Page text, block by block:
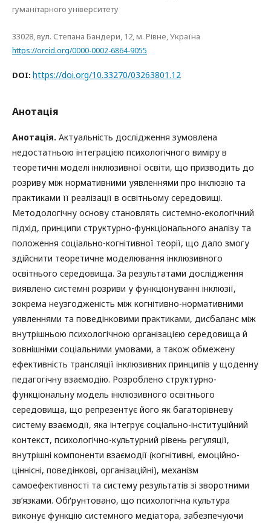
гуманітарного університету
33028, вул. Степана Бандери, 12, м. Рівне, Україна
https://orcid.org/0000-0002-6864-9055
DOI: https://doi.org/10.33270/03263801.12
Анотація
Анотація. Актуальність дослідження зумовлена
недостатньою інтеграцією психологічного виміру в
теоретичні моделі інклюзивної освіти, що призводить до
розриву між нормативними уявленнями про інклюзію та
практиками її реалізації в освітньому середовищі.
Методологічну основу становлять системно-екологічний
підхід, принципи структурно-функціонального аналізу та
положення соціально-когнітивної теорії, що дало змогу
здійснити теоретичне моделювання інклюзивного
освітнього середовища. За результатами дослідження
виявлено системні розриви у функціонуванні інклюзії,
зокрема неузгодженість між когнітивно-нормативними
уявленнями та поведінковими практиками, дисбаланс між
внутрішньою психологічною організацією середовища й
зовнішніми соціальними умовами, а також обмежену
ефективність трансляції інклюзивних принципів у щоденну
педагогічну взаємодію. Розроблено структурно-
функціональну модель інклюзивного освітнього
середовища, що репрезентує його як багаторівневу
систему взаємодії, яка інтегрує соціально-інституційний
контекст, психологічно-культурний рівень регуляції,
внутрішні компоненти взаємодії (когнітивні, емоційно-
ціннісні, поведінкові, організаційні), механізм
самоефективності та систему результатів зі зворотними
зв’язками. Обґрунтовано, що психологічна культура
виконує функцію системного медіатора, забезпечуючи